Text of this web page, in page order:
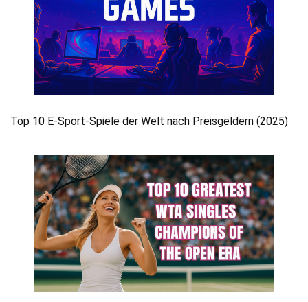
Top 10 E-Sport-Spiele der Welt nach Preisgeldern (2025)